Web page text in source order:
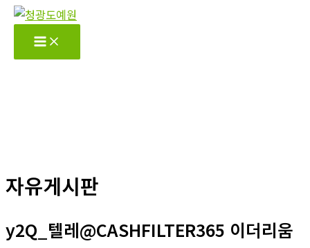
콘
자유게시판
y2Q_텔레@CASHFILTER365 이더리움